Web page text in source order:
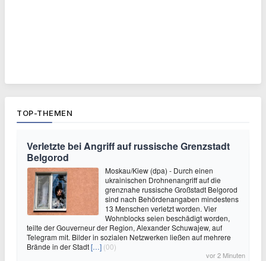
TOP-THEMEN
Verletzte bei Angriff auf russische Grenzstadt
Belgorod
Moskau/Kiew (dpa) - Durch einen
ukrainischen Drohnenangriff auf die
grenznahe russische Großstadt Belgorod
sind nach Behördenangaben mindestens
13 Menschen verletzt worden. Vier
Wohnblocks seien beschädigt worden,
teilte der Gouverneur der Region, Alexander Schuwajew, auf
Telegram mit. Bilder in sozialen Netzwerken ließen auf mehrere
Brände in der Stadt[…] (00)
vor 2 Minuten